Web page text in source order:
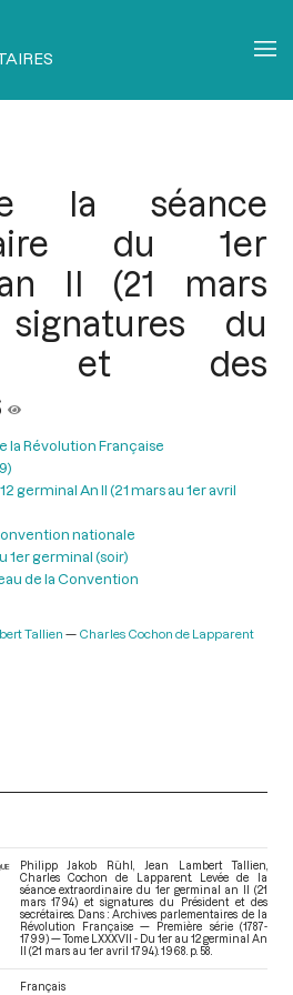
la séance
du 1er
II (21 mars
du
et des
la Révolution Française
germinal An II (21 mars au 1er avril
nationale
1er germinal (soir)
de la Convention
Tallien Charles Cochon de Lapparent
Philipp Jakob Rühl, Jean Lambert Tallien,
Charles Cochon de Lapparent. Levée de la
séance extraordinaire du 1er germinal an II (21
mars 1794) et signatures du Président et des
secrétaires. Dans : Archives parlementaires de la
Révolution Française — Première série (1787-
1799) — Tome LXXXVII - Du 1er au 12 germinal An
II (21 mars au 1er avril 1794). 1968. p. 58.
Français